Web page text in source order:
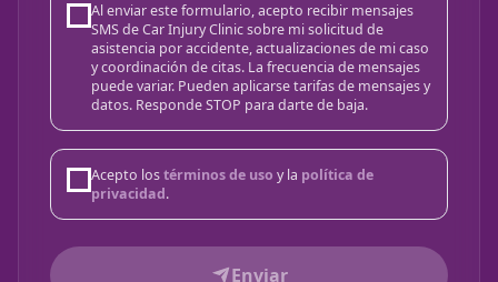
Al enviar este formulario, acepto recibir mensajes
SMS de Car Injury Clinic sobre mi solicitud de
asistencia por accidente, actualizaciones de mi caso
y coordinación de citas. La frecuencia de mensajes
puede variar. Pueden aplicarse tarifas de mensajes y
datos. Responde STOP para darte de baja.
Acepto lostérminos de uso y la política de
privacidad.
Enviar